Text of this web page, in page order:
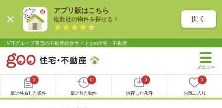
アプリ版はこちら
複数社の物件を探せる！ 開く
NTTグループ運営の不動産総合サイト goo住宅・不動産
0
最近検索した条件
0
最近見た物件
0
保存した条件
0
お気に入り